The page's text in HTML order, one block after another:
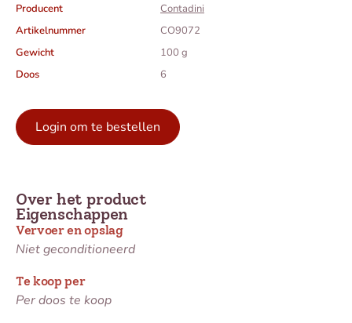
Producent
Contadini
Artikelnummer
CO9072
Gewicht
100 g
Doos
6
Login om te bestellen
Eigenschappen
Vervoer en opslag
Niet geconditioneerd
Te koop per
Per doos te koop
Over het product